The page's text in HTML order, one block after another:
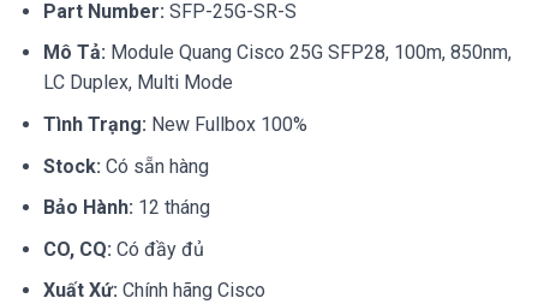
Part Number: SFP-25G-SR-S
Mô Tả: Module Quang Cisco 25G SFP28, 100m, 850nm,
LC Duplex, Multi Mode
Tình Trạng: New Fullbox 100%
Stock: Có sẵn hàng
Bảo Hành: 12 tháng
CO, CQ: Có đầy đủ
Xuất Xứ: Chính hãng Cisco